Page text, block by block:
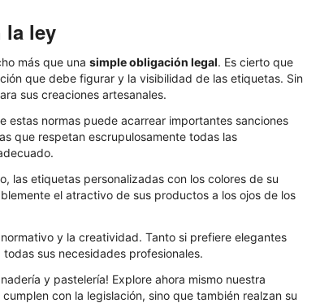
la ley
más que una simple obligación legal. Es cierto que
que debe figurar y la visibilidad de las etiquetas. Sin
sus creaciones artesanales.
estas normas puede acarrear importantes sanciones
que respetan escrupulosamente todas las
las etiquetas personalizadas con los colores de su
el atractivo de sus productos a los ojos de los
y la creatividad. Tanto si prefiere elegantes
sus necesidades profesionales.
y pastelería! Explore ahora mismo nuestra
con la legislación, sino que también realzan su